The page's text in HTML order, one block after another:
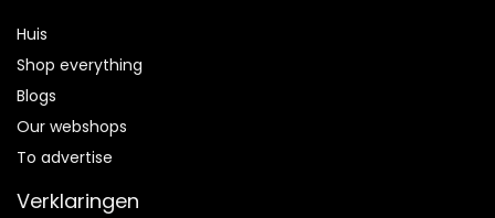
Huis
Shop everything
Blogs
Our webshops
To advertise
Verklaringen